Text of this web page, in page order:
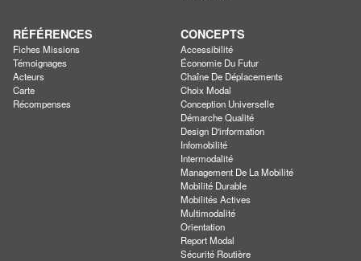
RÉFÉRENCES
Fiches Missions
Témoignages
Acteurs
Carte
Récompenses
CONCEPTS
Accessibilité
Économie Du Futur
Chaîne De Déplacements
Choix Modal
Conception Universelle
Démarche Qualité
Design D'information
Infomobilité
Intermodalité
Management De La Mobilité
Mobilité Durable
Mobilités Actives
Multimodalité
Orientation
Report Modal
Sécurité Routière